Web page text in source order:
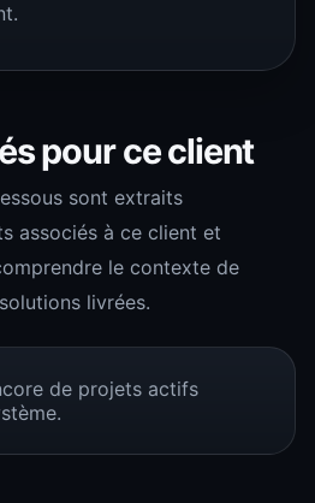
pour ce client
sont extraits
associés à ce client et
le contexte de
livrées.
de projets actifs